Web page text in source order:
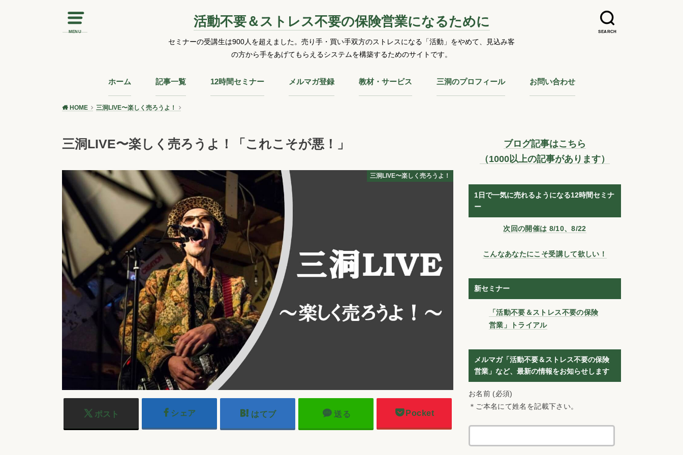
MENU SEARCH
活動不要＆ストレス不要の保険営業になるために
セミナーの受講生は900人を超えました。売り手・買い手双方のストレスになる「活動」をやめて、見込み客
の方から手をあげてもらえるシステムを構築するためのサイトです。
ホーム 記事一覧 12時間セミナー メルマガ登録 教材・サービス 三洞のプロフィール お問い合わせ
HOME 三洞LIVE〜楽しく売ろうよ！
三洞LIVE〜楽しく売ろうよ！「これこそが悪！」
三洞LIVE〜楽しく売ろうよ！
ポスト シェア はてブ 送る Pocket
ブログ記事はこちら
（1000以上の記事があります）
1日で一気に売れるようになる12時間セミナ
ー
次回の開催は 8/10、8/22
こんなあなたにこそ受講して欲しい！
新セミナー
「活動不要＆ストレス不要の保険
営業」トライアル
メルマガ「活動不要＆ストレス不要の保険
営業」など、最新の情報をお知らせします
お名前 (必須)
＊ご本名にて姓名を記載下さい。